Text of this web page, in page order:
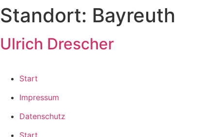
Zum
Inhalt
Standort: Bayreuth
Ulrich Drescher
Start
Impressum
Datenschutz
Start